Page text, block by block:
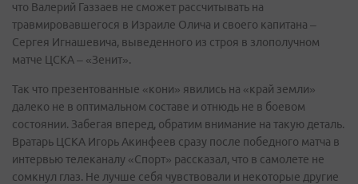
что Валерий Газзаев не сможет рассчитывать на
травмировавшегося в Израиле Олича и своего капитана –
Сергея Игнашевича, выведенного из строя в злополучном
матче ЦСКА – «Зенит».
Так что презентованные «кони» явились на «край земли»
далеко не в оптимальном составе и отнюдь не в боевом
состоянии. Забегая вперед, обратим внимание на такую деталь.
Вратарь ЦСКА Игорь Акинфеев сразу после победного матча в
интервью телеканалу «Спорт» рассказал, что в самолете не
сомкнул глаз. Не лучше себя чувствовали и некоторые другие